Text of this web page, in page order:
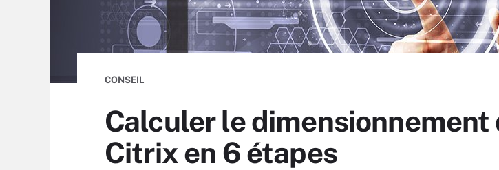
CONSEIL
Calculer le dimensionnement
Citrix en 6 étapes